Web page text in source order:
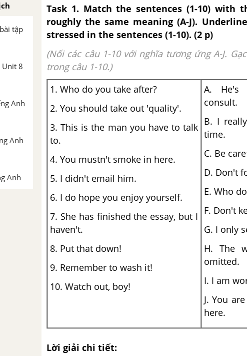
tập
Unit 8
Anh
Anh
Anh
Task 1. Match the sentences (1-10) with
roughly the same meaning (A-J).
stressed in the sentences (1-10). (2 p)
(Nối các câu 1-10 với nghĩa tương ứng A-J.
trong câu 1-10.)
1. Who do you take after?
2. You should take out 'quality'.
3. This is the man you have to talk
to.
4. You mustn't smoke in here.
5. I didn't email him.
6. I do hope you enjoy yourself.
7. She has finished the essay, but I
haven't.
8. Put that down!
9. Remember to wash it!
10. Watch out, boy!
A. He's
consult.
B. I
time.
C. Be
D. Don't
E. Who
F. Don't
G. I only
H. The
omitted.
I. I am
J. You
here.
Lời giải chi tiết: